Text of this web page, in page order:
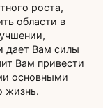
роста,
области в
дает Вам силы
Вам привести
основными
жизнь.